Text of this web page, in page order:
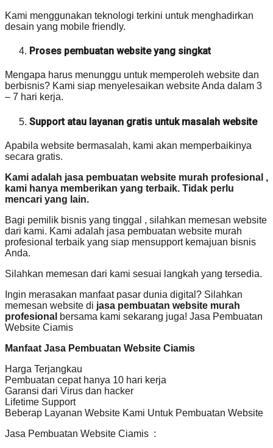
Kami menggunakan teknologi terkini untuk menghadirkan
desain yang mobile friendly.
Proses pembuatan website yang singkat
Mengapa harus menunggu untuk memperoleh website dan
berbisnis? Kami siap menyelesaikan website Anda dalam 3
– 7 hari kerja.
Support atau layanan gratis untuk masalah website
Apabila website bermasalah, kami akan memperbaikinya
secara gratis.
Kami adalah jasa pembuatan website murah profesional ,
kami hanya memberikan yang terbaik. Tidak perlu
mencari yang lain.
Bagi pemilik bisnis yang tinggal , silahkan memesan website
dari kami. Kami adalah jasa pembuatan website murah
profesional terbaik yang siap mensupport kemajuan bisnis
Anda.
Silahkan memesan dari kami sesuai langkah yang tersedia.
Ingin merasakan manfaat pasar dunia digital? Silahkan
memesan website di jasa pembuatan website murah
profesional bersama kami sekarang juga! Jasa Pembuatan
Website Ciamis
Manfaat Jasa Pembuatan Website Ciamis
Harga Terjangkau
Pembuatan cepat hanya 10 hari kerja
Garansi dari Virus dan hacker
Lifetime Support
Beberap Layanan Website Kami Untuk Pembuatan Website
Jasa Pembuatan Website Ciamis :